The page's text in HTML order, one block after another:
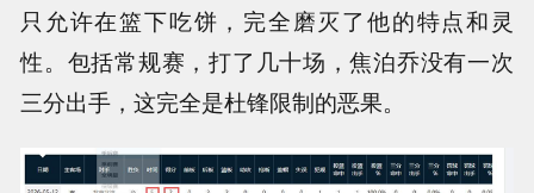
只允许在篮下吃饼，完全磨灭了他的特点和灵
性。包括常规赛，打了几十场，焦泊乔没有一次
三分出手，这完全是杜锋限制的恶果。